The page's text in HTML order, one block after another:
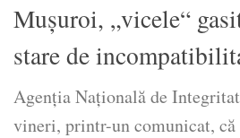
Mușuroi, „vicele“
stare de
Agenția Națională de
vineri, printr-un comunicat, că